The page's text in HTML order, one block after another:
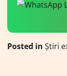
Posted in Știri